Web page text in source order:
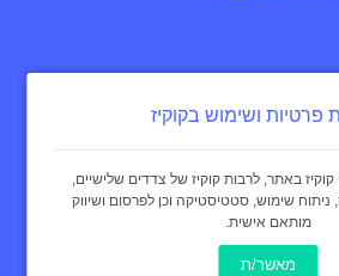
מדיניות פרטיות
פרטיות ושימוש בקוקיז
באתר, לרבות קוקיז של צדדים שלישיים,
ניתוח שימוש, סטטיסטיקה וכן לפרסום ושיווק
מותאם אישית.
מאשר/ת